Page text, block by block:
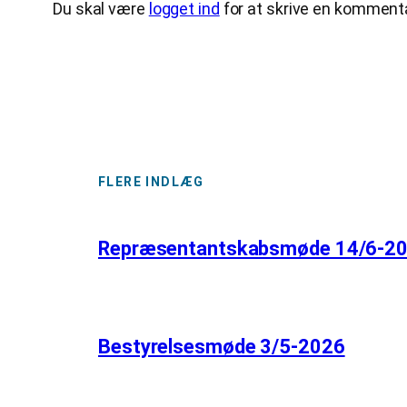
Du skal være logget ind for at skrive en
FLERE INDLÆG
Repræsentantskabsmøde 14/6-
Bestyrelsesmøde 3/5-2026